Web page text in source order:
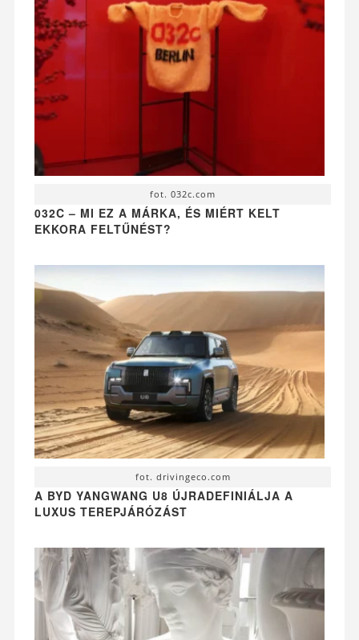
fot. 032c.com
032C – MI EZ A MÁRKA, ÉS MIÉRT KELT
EKKORA FELTŰNÉST?
fot. drivingeco.com
A BYD YANGWANG U8 ÚJRADEFINIÁLJA A
LUXUS TEREPJÁRÓZÁST